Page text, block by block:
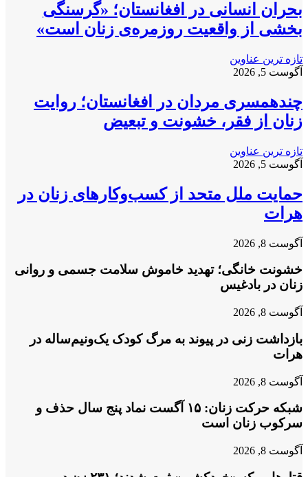
بحران انسانی در افغانستان؛ «گرسنگی
بخشی از واقعیت روزمره‌ی زنان است»
تازه ترین عناوین
آگوست 5, 2026
چندهمسری مردان در افغانستان؛ روایت
زنان از فقر، خشونت و تبعیض
تازه ترین عناوین
آگوست 5, 2026
حمایت ملل متحد از کسب‌وکارهای زنان در
هرات
آگوست 8, 2026
خشونت خانگی؛ تهدید خاموش سلامت جسمی و روانی
زنان در بادغیس
آگوست 8, 2026
بازداشت زنی در پیوند به مرگ کودک یک‌ونیم‌ساله در
هرات
آگوست 8, 2026
شبکه حرکت زنان: ۱۵ آگست نماد پنج سال حذف و
سرکوب زنان است
آگوست 8, 2026